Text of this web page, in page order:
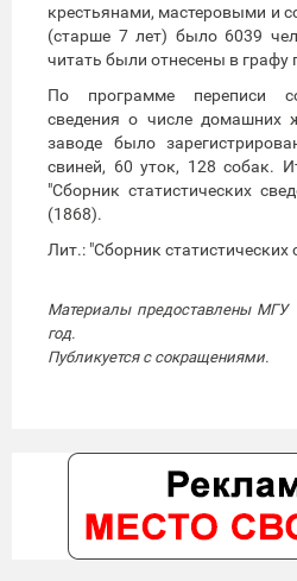
крестьянами, мастеровыми и
(старше 7 лет) было 6039
читать были отнесены в графу
По программе переписи
сведения о числе домашних
заводе было
свиней, 60 уток, 128 собак.
"Сборник статистических
(1868).
Лит.: "Сборник
Материалы предоставлены МГУ
год.
Публикуется с сокращениями.